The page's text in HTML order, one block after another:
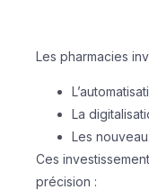
Les pharmacies
La
Les
Ces
précision :